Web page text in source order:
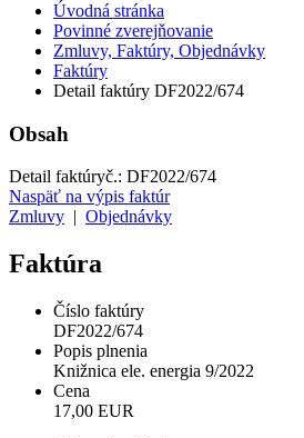
Úvodná stránka
Povinné zverejňovanie
Zmluvy, Faktúry, Objednávky
Faktúry
Detail faktúry DF2022/674
Obsah
Detail faktúryč.: DF2022/674
Naspäť na výpis faktúr
Zmluvy
Objednávky
Faktúra
Číslo faktúry
DF2022/674
Popis plnenia
Knižnica ele. energia 9/2022
Cena
17,00 EUR